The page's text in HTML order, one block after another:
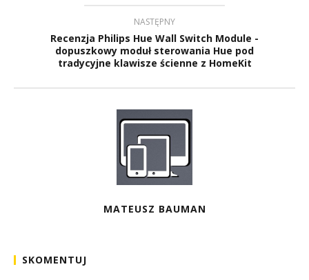
NASTĘPNY
Recenzja Philips Hue Wall Switch Module -
dopuszkowy moduł sterowania Hue pod
tradycyjne klawisze ścienne z HomeKit
MATEUSZ BAUMAN
SKOMENTUJ